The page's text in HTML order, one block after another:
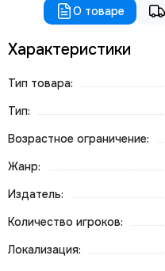
О товаре
Характеристики
Тип товара:
Тип:
Возрастное ограничение:
Жанр:
Издатель:
Количество игроков:
Локализация: